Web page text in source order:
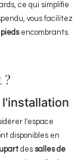
ce qui simplifie
vous facilitez
piedsencombrants.
?
l'espace
disponibles en
des salles de